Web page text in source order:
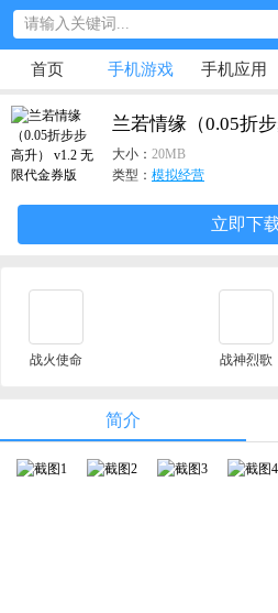
首页 手机游戏 手机应用
兰若情缘（0.05折步
大小： 20MB
类型： 模拟经营
立即下
战火使命 战神烈歌
简介